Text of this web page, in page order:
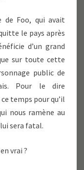
de Foo, qui avait
le pays après
d’un grand
sur toute cette
public de
Pour le dire
temps pour qu’il
nous ramène au
sera fatal.
vrai ?